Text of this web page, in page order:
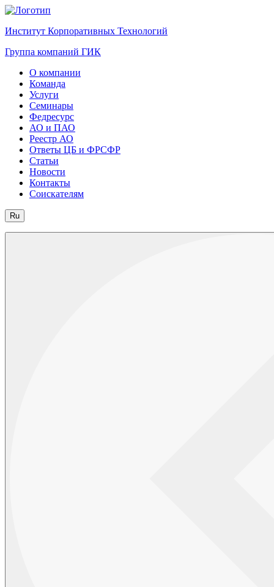
Институт Корпоративных Технологий
Группа компаний ГИК
О компании
Команда
Услуги
Семинары
Федресурс
АО и ПАО
Реестр АО
Ответы ЦБ и ФРСФР
Статьи
Новости
Контакты
Соискателям
Ru